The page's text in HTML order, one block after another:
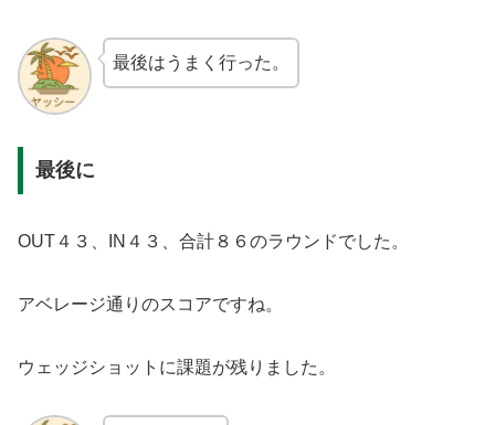
最後はうまく行った。
最後に
OUT４３、IN４３、合計８６のラウンドでした。
アベレージ通りのスコアですね。
ウェッジショットに課題が残りました。